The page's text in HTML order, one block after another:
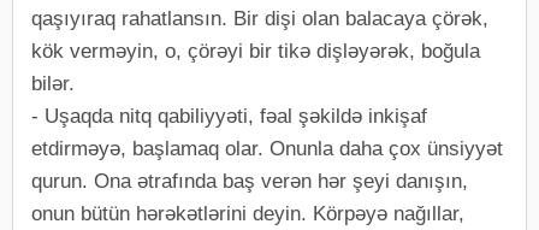
qaşıyıraq rahatlansın. Bir dişi olan balacaya çörək,
kök verməyin, o, çörəyi bir tikə dişləyərək, boğula
bilər.
- Uşaqda nitq qabiliyyəti, fəal şəkildə inkişaf
etdirməyə, başlamaq olar. Onunla daha çox ünsiyyət
qurun. Ona ətrafında baş verən hər şeyi danışın,
onun bütün hərəkətlərini deyin. Körpəyə nağıllar,